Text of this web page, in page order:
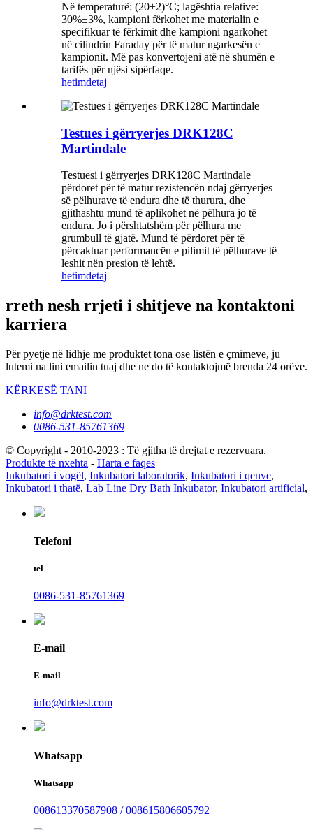
Në temperaturë: (20±2)°C; lagështia relative:
30%±3%, kampioni fërkohet me materialin e
specifikuar të fërkimit dhe kampioni ngarkohet
në cilindrin Faraday për të matur ngarkesën e
kampionit. Më pas konvertojeni atë në shumën e
tarifës për njësi sipërfaqe.
hetimdetaj
Testues i gërryerjes DRK128C
Martindale
Testuesi i gërryerjes DRK128C Martindale
përdoret për të matur rezistencën ndaj gërryerjes
së pëlhurave të endura dhe të thurura, dhe
gjithashtu mund të aplikohet në pëlhura jo të
endura. Jo i përshtatshëm për pëlhura me
grumbull të gjatë. Mund të përdoret për të
përcaktuar performancën e pilimit të pëlhurave të
leshit nën presion të lehtë.
hetimdetaj
rreth nesh rrjeti i shitjeve na kontaktoni
karriera
Për pyetje në lidhje me produktet tona ose listën e çmimeve, ju
lutemi na lini emailin tuaj dhe ne do të kontaktojmë brenda 24 orëve.
KËRKESË TANI
info@drktest.com
0086-531-85761369
© Copyright - 2010-2023 : Të gjitha të drejtat e rezervuara.
Produkte të nxehta - Harta e faqes
Inkubatori i vogël, Inkubatori laboratorik, Inkubatori i qenve,
Inkubatori i thatë, Lab Line Dry Bath Inkubator, Inkubatori artificial,
Telefoni
tel
0086-531-85761369
E-mail
E-mail
info@drktest.com
Whatsapp
Whatsapp
008613370587908 / 008615806605792